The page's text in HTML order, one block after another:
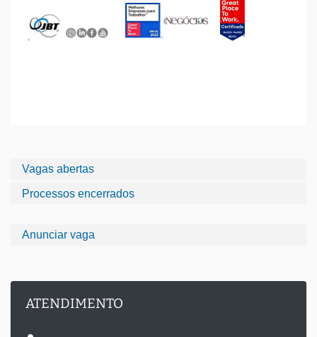
Vagas abertas
Processos encerrados
Anunciar vaga
ATENDIMENTO